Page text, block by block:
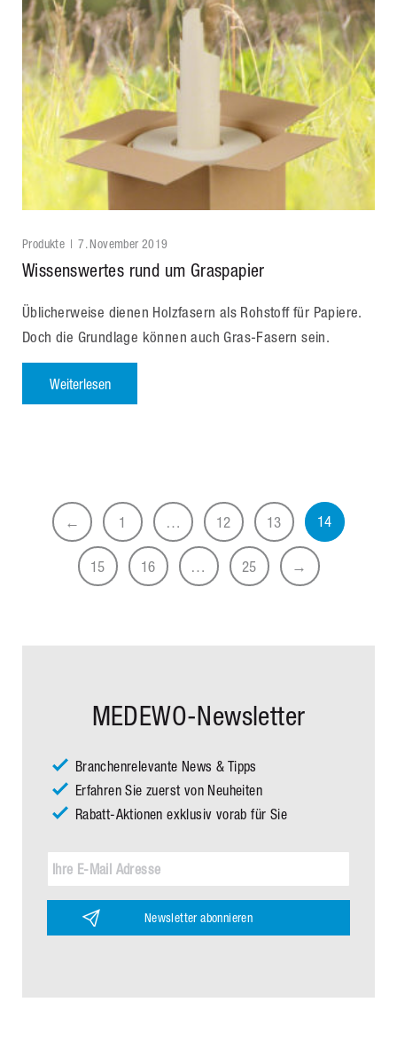
Wissenswertes rund um Graspapier
Produkte 7. November 2019
Üblicherweise dienen Holzfasern als Rohstoff für Papiere.
Doch die Grundlage können auch Gras-Fasern sein.
Weiterlesen
← 1 … 12 13 14
15 16 … 25 →
MEDEWO-Newsletter
Branchenrelevante News & Tipps
Erfahren Sie zuerst von Neuheiten
Rabatt-Aktionen exklusiv vorab für Sie
Newsletter abonnieren